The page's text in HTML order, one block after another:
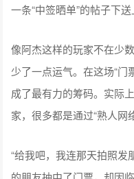
一条“中签晒单”的帖子下送
像阿杰这样的玩家不在少
少了一点运气。在这场“门
成了最有力的筹码。实际
家，很多都是通过“熟人网
“给我吧，我连那天拍照发